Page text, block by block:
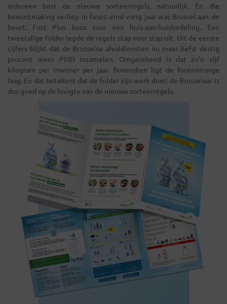
iedereen best de nieuwe sorteerregels, natuurlijk. En die
bewustmaking verliep in fases: eind vorig jaar was Brussel aan de
beurt. Fost Plus koos voor een huis-aan-huisbedeling. Een
tweetalige folder legde de regels stap voor stap uit. Uit de eerste
cijfers blijkt dat de Brusselse afvaldiensten nu maar liefst dertig
procent meer PMD inzamelen. Omgerekend is dat zo’n vijf
kilogram per inwoner per jaar. Bovendien ligt de foutenmarge
laag. En dat betekent dat de folder zijn werk doet: de Brusselaar is
dus goed op de hoogte van de nieuwe sorteerregels.